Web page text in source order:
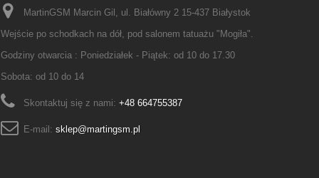
MartinGSM Marcin Gil, ul. Białówny 2 15-437 Białystok
Wejście po schodkach na dół, pod salonem tatuażu "Mogiła".
Godziny otwarcia : Poniedziałek - Piątek: od 10 do 17.30
Sobota: od 10 do 14
Skontaktuj się z nami: +48 664755387
E-mail: sklep@martingsm.pl